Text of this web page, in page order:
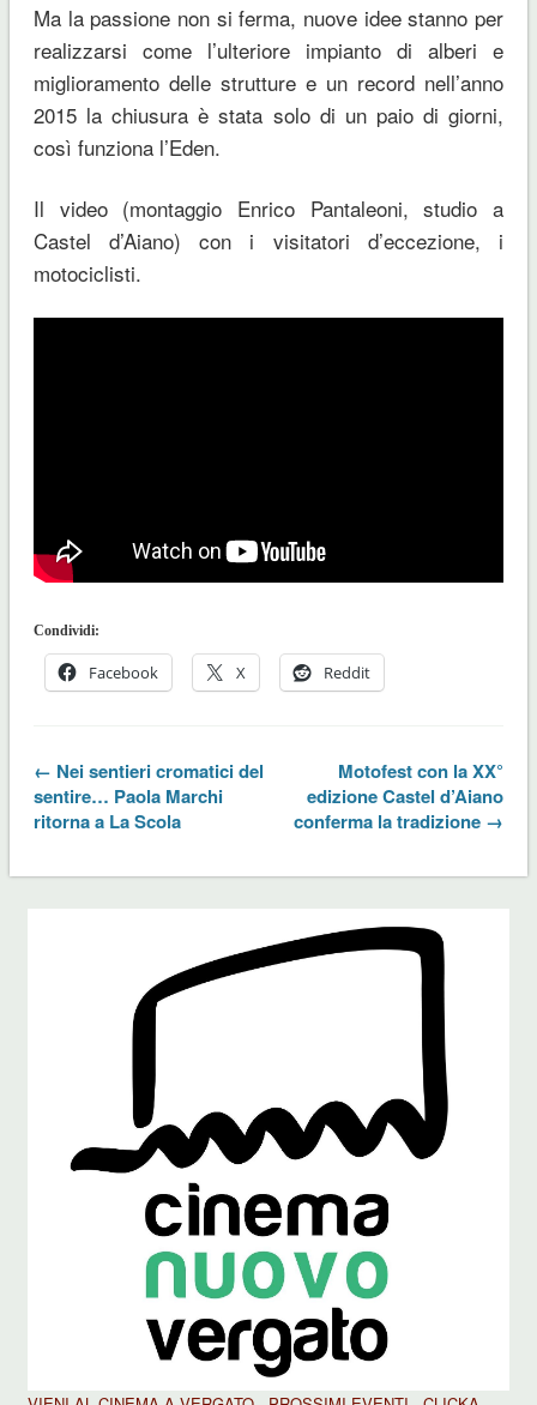
Ma la passione non si ferma, nuove idee stanno per
realizzarsi come l’ulteriore impianto di alberi e
miglioramento delle strutture e un record nell’anno
2015 la chiusura è stata solo di un paio di giorni,
così funziona l’Eden.
Il video (montaggio Enrico Pantaleoni, studio a
Castel d’Aiano) con i visitatori d’eccezione, i
motociclisti.
Condividi:
Facebook X Reddit
← Nei sentieri cromatici del
sentire… Paola Marchi
ritorna a La Scola
Motofest con la XX°
edizione Castel d’Aiano
conferma la tradizione →